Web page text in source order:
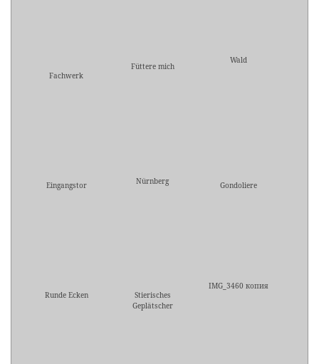
Fachwerk
Füttere mich
Wald
Eingangstor Nürnberg Gondoliere
Runde Ecken
Stierisches
Geplätscher
IMG_3460 копия